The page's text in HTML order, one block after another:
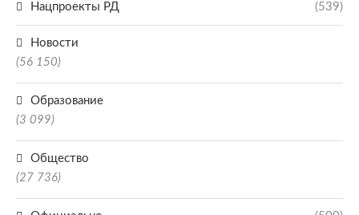
Нацпроекты РД (539)
Новости
(56 150)
Образование
(3 099)
Общество
(27 736)